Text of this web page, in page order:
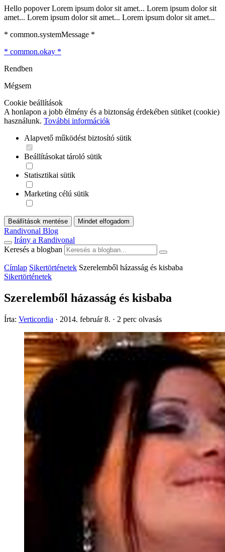
Hello popover Lorem ipsum dolor sit amet... Lorem ipsum dolor sit
amet... Lorem ipsum dolor sit amet... Lorem ipsum dolor sit amet...
* common.systemMessage *
* common.okay *
Rendben
Mégsem
Cookie beállítások
A honlapon a jobb élmény és a biztonság érdekében sütiket (cookie)
használunk. További információk
Alapvető működést biztosító sütik
Beállításokat tároló sütik
Statisztikai sütik
Marketing célú sütik
Beállítások mentése Mindet elfogadom
Randivonal Blog
Irány a Randivonal
Keresés a blogban
Címlap Sikertörténetek Szerelemből házasság és kisbaba
Sikertörténetek
Szerelemből házasság és kisbaba
Írta: Verticordia · 2014. február 8. · 2 perc olvasás